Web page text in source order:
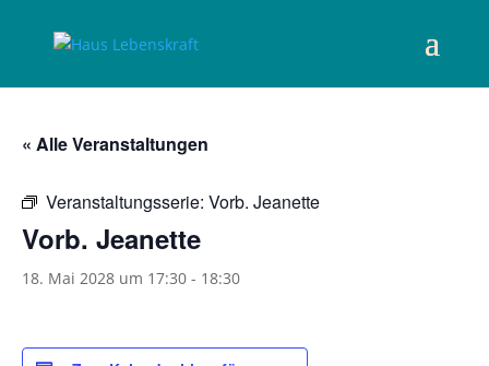
« Alle Veranstaltungen
Veranstaltungsserie: Vorb. Jeanette
Vorb. Jeanette
18. Mai 2028 um 17:30 - 18:30